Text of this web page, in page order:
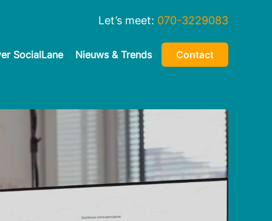
Let’s meet: 070-3229083
SocialLane Nieuws & Trends Contact